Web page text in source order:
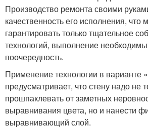
Производство ремонта своими
качественность его исполнения, что
гарантировать только тщательное
технологий, выполнение
поочередность.
Применение технологии в варианте
предусматривает, что стену надо не
прошпаклевать от заметных
выравнивания цвета, но и нанести
выравнивающий слой.